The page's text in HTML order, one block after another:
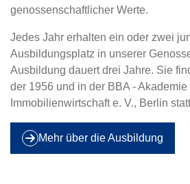
genossenschaftlicher Werte.
Jedes Jahr erhalten ein oder zwei
Ausbildungsplatz in unserer
Ausbildung dauert drei Jahre. Sie
der 1956 und in der BBA - Akademie
Immobilienwirtschaft e. V., Berlin
Mehr über die Ausbildung